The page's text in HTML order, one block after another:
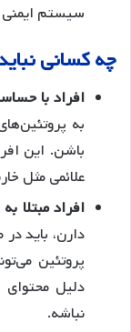
سیستم
چه کسانی
افراد با
به
باشن. این
علائمی مثل
افراد مبتلا
دارن، باید
پروتئین
دلیل محتوای
نباشه.